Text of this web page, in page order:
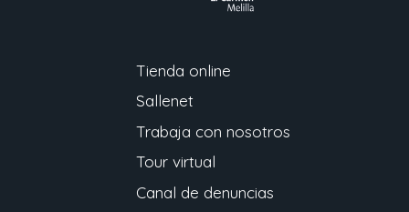
Tienda online
Sallenet
Trabaja con nosotros
Tour virtual
Canal de denuncias